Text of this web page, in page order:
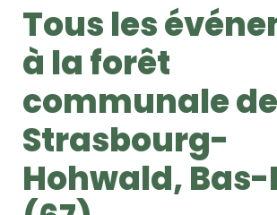
Tous les
à la forêt
communale de
Strasbourg-
Hohwald, Bas-